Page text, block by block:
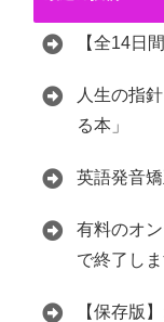
【全14日
人生の指
る本」
英語発音
有料のオ
で終了し
【保存版